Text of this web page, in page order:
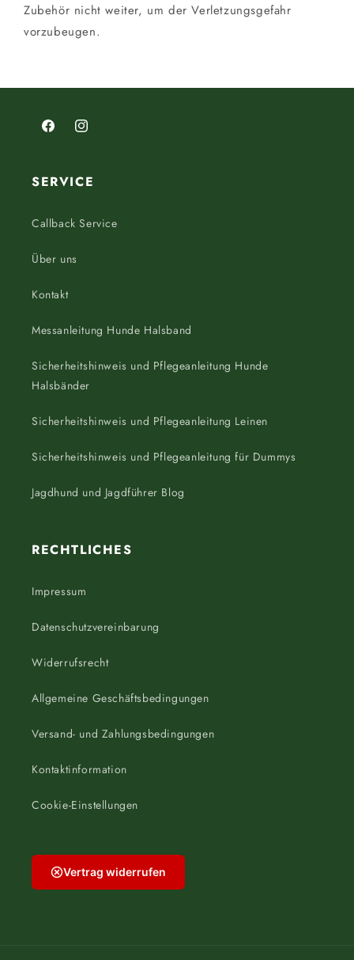
Zubehör nicht weiter, um der Verletzungsgefahr
vorzubeugen.
FacebookInstagram
SERVICE
Callback Service
Über uns
Kontakt
Messanleitung Hunde Halsband
Sicherheitshinweis und Pflegeanleitung Hunde
Halsbänder
Sicherheitshinweis und Pflegeanleitung Leinen
Sicherheitshinweis und Pflegeanleitung für Dummys
Jagdhund und Jagdführer Blog
RECHTLICHES
Impressum
Datenschutzvereinbarung
Widerrufsrecht
Allgemeine Geschäftsbedingungen
Versand- und Zahlungsbedingungen
Kontaktinformation
Cookie-Einstellungen
Vertrag widerrufen